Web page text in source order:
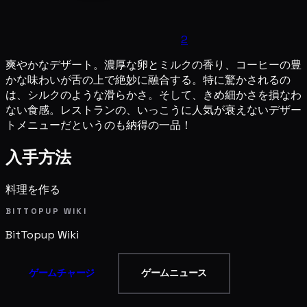
2
爽やかなデザート。濃厚な卵とミルクの香り、コーヒーの豊
かな味わいが舌の上で絶妙に融合する。特に驚かされるの
は、シルクのような滑らかさ。そして、きめ細かさを損なわ
ない食感。レストランの、いっこうに人気が衰えないデザー
トメニューだというのも納得の一品！
入手方法
料理を作る
BITTOPUP WIKI
BitTopup Wiki
ゲームチャージ ゲームニュース